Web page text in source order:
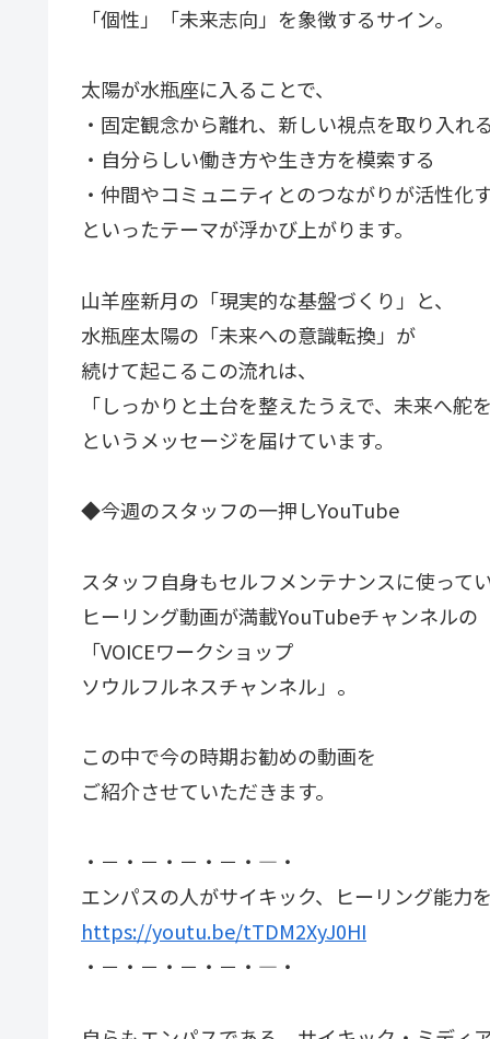
「個性」「未来志向」を象徴するサイン。
太陽が水瓶座に入ることで、
・固定観念から離れ、新しい視点を取り入れる
・自分らしい働き方や生き方を模索する
・仲間やコミュニティとのつながりが活性化
といったテーマが浮かび上がります。
山羊座新月の「現実的な基盤づくり」と、
水瓶座太陽の「未来への意識転換」が
続けて起こるこの流れは、
「しっかりと土台を整えたうえで、未来へ舵を
というメッセージを届けています。
◆今週のスタッフの一押しYouTube
スタッフ自身もセルフメンテナンスに使って
ヒーリング動画が満載YouTubeチャンネルの
「VOICEワークショップ
ソウルフルネスチャンネル」。
この中で今の時期お勧めの動画を
ご紹介させていただきます。
・－・－・－・－・―・
エンパスの人がサイキック、ヒーリング能力
https://youtu.be/tTDM2XyJ0HI
・－・－・－・－・―・